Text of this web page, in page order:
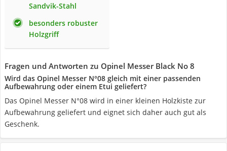
Sandvik-Stahl
besonders robuster
Holzgriff
Fragen und Antworten zu Opinel Messer Black No 8
Wird das Opinel Messer N°08 gleich mit einer passenden
Aufbewahrung oder einem Etui geliefert?
Das Opinel Messer N°08 wird in einer kleinen Holzkiste zur
Aufbewahrung geliefert und eignet sich daher auch gut als
Geschenk.